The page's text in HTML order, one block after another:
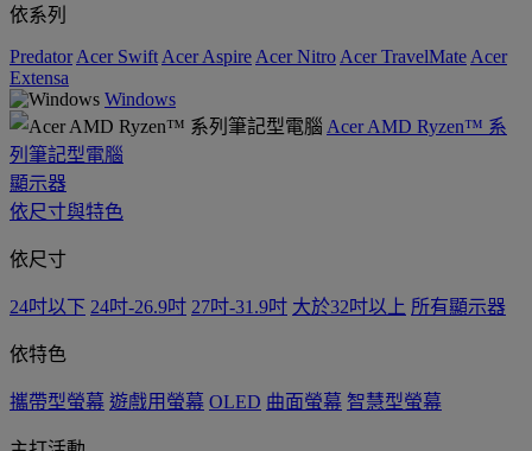
依系列
Predator Acer Swift Acer Aspire Acer Nitro Acer TravelMate Acer
Extensa
Windows
Acer AMD Ryzen™ 系
列筆記型電腦
顯示器
依尺寸與特色
依尺寸
24吋以下 24吋-26.9吋 27吋-31.9吋 大於32吋以上 所有顯示器
依特色
攜帶型螢幕 遊戲用螢幕 OLED 曲面螢幕 智慧型螢幕